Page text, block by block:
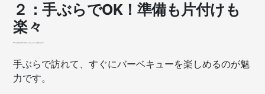
２：手ぶらでOK！準備も片付けも
楽々
BBQに必要な道具や食材は、全てこちらでご用意できます。
手ぶらで訪れて、すぐにバーベキューを楽しめるのが魅
力です。